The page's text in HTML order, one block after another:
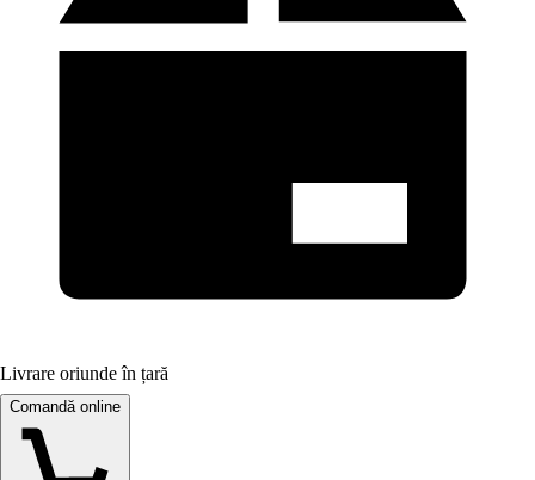
Livrare oriunde în țară
Comandă online